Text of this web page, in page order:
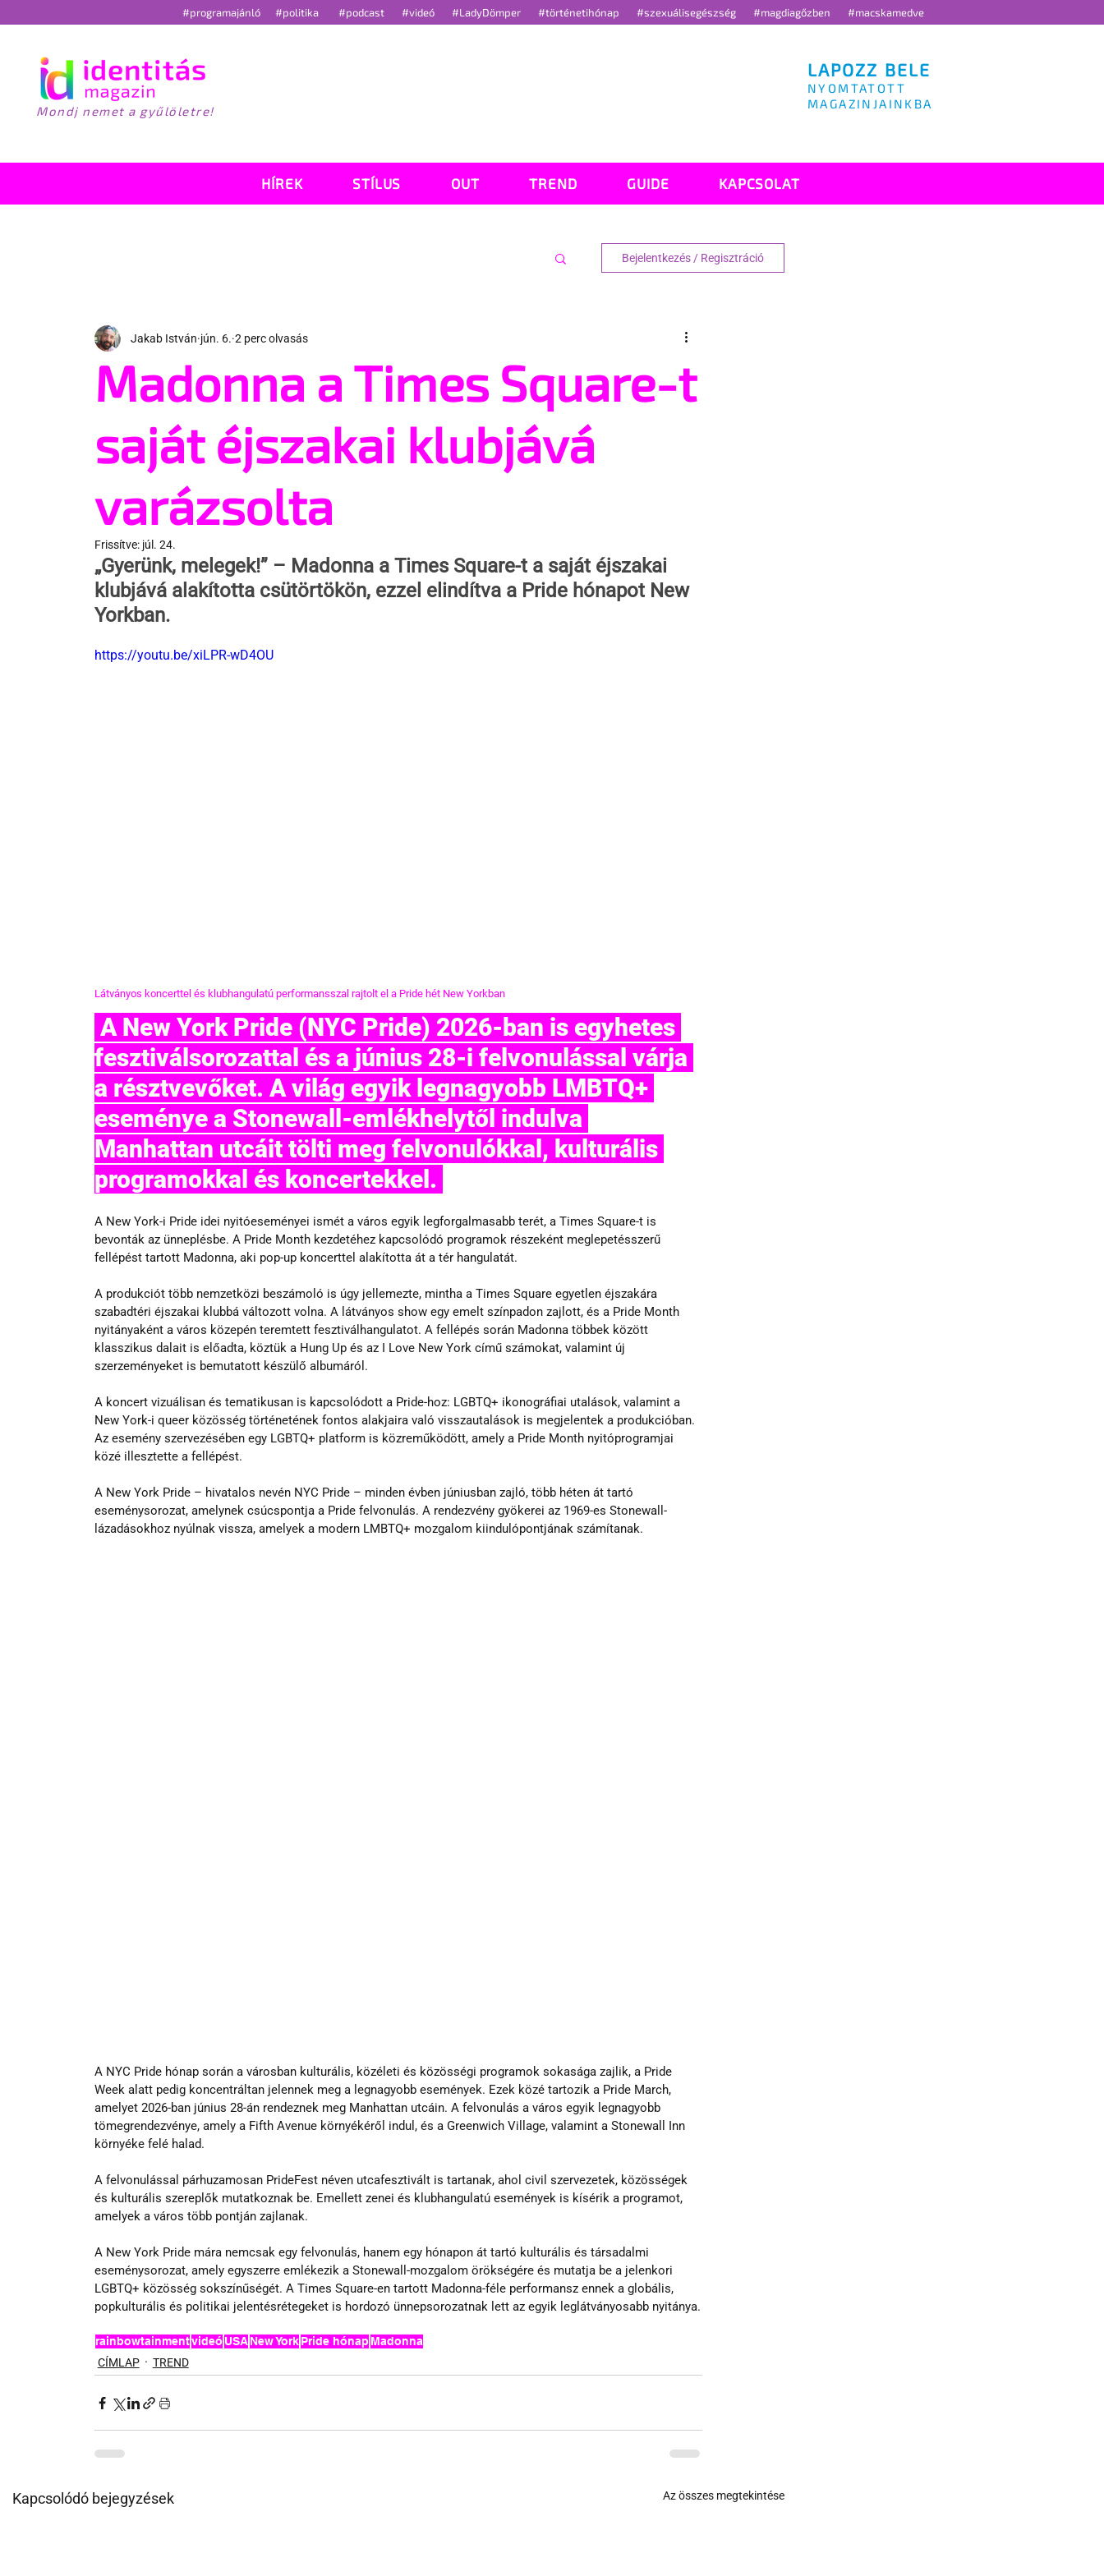
#programajánló #politika #podcast #videó #LadyDömper #történetihónap #szexuálisegészség #magdiagőzben #macskamedve
Mondj nemet a gyűlöletre!
LAPOZZ BELE
NYOMTATOTT
MAGAZINJAINKBA
HÍREK STÍLUS OUT TREND GUIDE KAPCSOLAT
Bejelentkezés / Regisztráció
Madonna a Times Square-t
saját éjszakai klubjává
varázsolta
Jakab István jún. 6. 2 perc olvasás
Frissítve: júl. 24.
„Gyerünk, melegek!” – Madonna a Times Square-t a saját éjszakai
klubjává alakította csütörtökön, ezzel elindítva a Pride hónapot New
Yorkban.
https://youtu.be/xiLPR-wD4OU
Látványos koncerttel és klubhangulatú performansszal rajtolt el a Pride hét New Yorkban
fesztiválsorozattal és a június 28-i felvonulással várja
a résztvevőket. A világ egyik legnagyobb LMBTQ+
eseménye a Stonewall-emlékhelytől indulva
Manhattan utcáit tölti meg felvonulókkal, kulturális
programokkal és koncertekkel.
A New York-i Pride idei nyitóeseményei ismét a város egyik legforgalmasabb terét, a Times Square-t is
bevonták az ünneplésbe. A Pride Month kezdetéhez kapcsolódó programok részeként meglepetésszerű
fellépést tartott Madonna, aki pop-up koncerttel alakította át a tér hangulatát.
A produkciót több nemzetközi beszámoló is úgy jellemezte, mintha a Times Square egyetlen éjszakára
szabadtéri éjszakai klubbá változott volna. A látványos show egy emelt színpadon zajlott, és a Pride Month
nyitányaként a város közepén teremtett fesztiválhangulatot. A fellépés során Madonna többek között
klasszikus dalait is előadta, köztük a Hung Up és az I Love New York című számokat, valamint új
szerzeményeket is bemutatott készülő albumáról.
A koncert vizuálisan és tematikusan is kapcsolódott a Pride-hoz: LGBTQ+ ikonográfiai utalások, valamint a
New York-i queer közösség történetének fontos alakjaira való visszautalások is megjelentek a produkcióban.
Az esemény szervezésében egy LGBTQ+ platform is közreműködött, amely a Pride Month nyitóprogramjai
közé illesztette a fellépést.
A New York Pride – hivatalos nevén NYC Pride – minden évben júniusban zajló, több héten át tartó
eseménysorozat, amelynek csúcspontja a Pride felvonulás. A rendezvény gyökerei az 1969-es Stonewall-
lázadásokhoz nyúlnak vissza, amelyek a modern LMBTQ+ mozgalom kiindulópontjának számítanak.
A NYC Pride hónap során a városban kulturális, közéleti és közösségi programok sokasága zajlik, a Pride
Week alatt pedig koncentráltan jelennek meg a legnagyobb események. Ezek közé tartozik a Pride March,
amelyet 2026-ban június 28-án rendeznek meg Manhattan utcáin. A felvonulás a város egyik legnagyobb
tömegrendezvénye, amely a Fifth Avenue környékéről indul, és a Greenwich Village, valamint a Stonewall Inn
környéke felé halad.
A felvonulással párhuzamosan PrideFest néven utcafesztivált is tartanak, ahol civil szervezetek, közösségek
és kulturális szereplők mutatkoznak be. Emellett zenei és klubhangulatú események is kísérik a programot,
amelyek a város több pontján zajlanak.
A New York Pride mára nemcsak egy felvonulás, hanem egy hónapon át tartó kulturális és társadalmi
eseménysorozat, amely egyszerre emlékezik a Stonewall-mozgalom örökségére és mutatja be a jelenkori
LGBTQ+ közösség sokszínűségét. A Times Square-en tartott Madonna-féle performansz ennek a globális,
popkulturális és politikai jelentésrétegeket is hordozó ünnepsorozatnak lett az egyik leglátványosabb nyitánya.
rainbowtainmentvideó USA New York Pride hónap Madonna
CÍMLAP
TREND
Kapcsolódó bejegyzések Az összes megtekintése